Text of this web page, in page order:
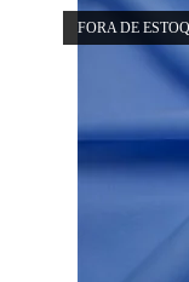
FORA DE